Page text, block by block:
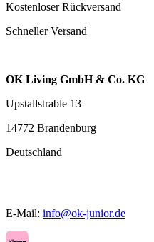
Kostenloser Rückversand
Schneller Versand
OK Living GmbH & Co. KG
Upstallstrable 13
14772 Brandenburg
Deutschland
E-Mail: info@ok-junior.de